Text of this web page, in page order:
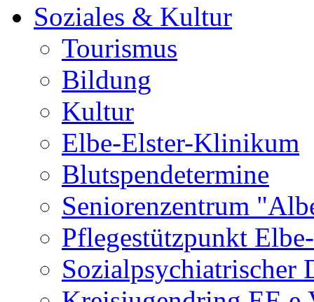
Soziales & Kultur
Tourismus
Bildung
Kultur
Elbe-Elster-Klinikum
Blutspendetermine
Seniorenzentrum
Pflegestützpunkt
Sozialpsychiatrischer